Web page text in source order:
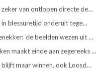
van ontlopen directe de…
blessuretijd onderuit tege…
‘de beelden wezen uit …
maakt einde aan zegereeks …
maar winnen, ook Loosd…